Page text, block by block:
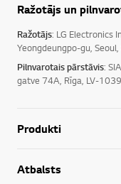
Ražotājs un
Ražotājs: LG Electronics
Yeongdeungpo-gu,
Pilnvarotais pārstāvis:
gatve 74A, Rīga, LV-
Produkti
Atbalsts